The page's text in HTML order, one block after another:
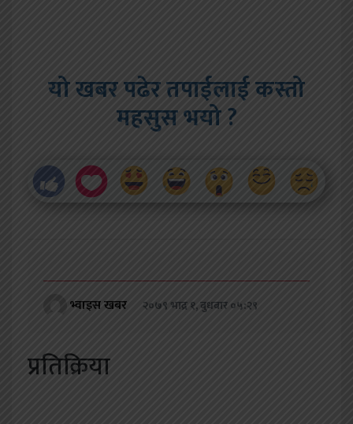
यो खबर पढेर तपाईलाई कस्तो
महसुस भयो ?
भ्वाइस खबर २०७९ भाद्र १, बुधबार ०५:२९
प्रतिक्रिया